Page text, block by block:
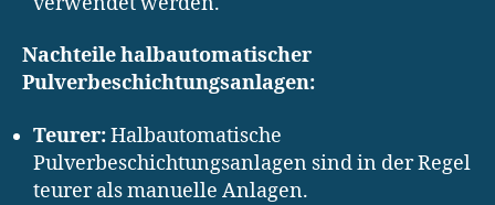
Nachteile halbautomatischer
Pulverbeschichtungsanlagen:
Teurer:Halbautomatische
Pulverbeschichtungsanlagen sind in der Regel
teurer als manuelle Anlagen.